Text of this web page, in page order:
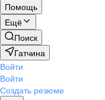
Помощь
Ещё
Поиск
Гатчина
Войти
Войти
Создать резюме